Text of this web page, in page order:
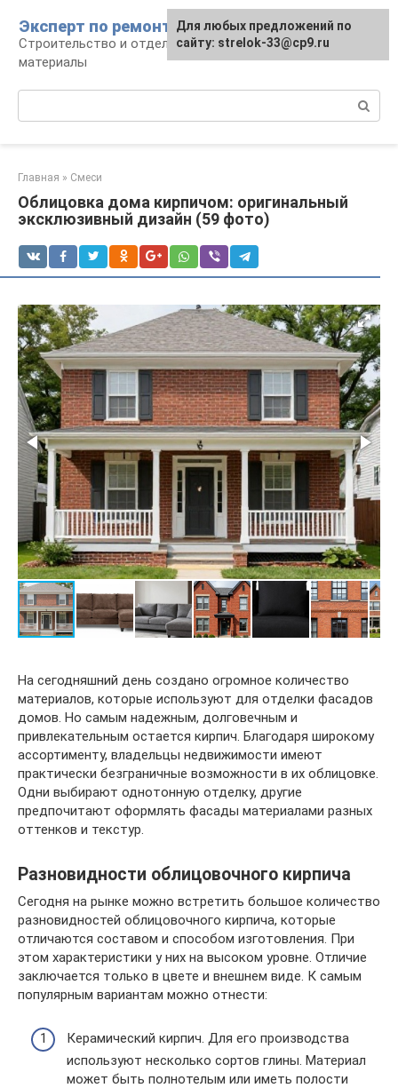
контенту
Эксперт по ремонту
Строительство и отделка: работы и
материалы
Главная » Смеси
Облицовка дома кирпичом: оригинальный
эксклюзивный дизайн (59 фото)
На сегодняшний день создано огромное количество
материалов, которые используют для отделки фасадов
домов. Но самым надежным, долговечным и
привлекательным остается кирпич. Благодаря широкому
ассортименту, владельцы недвижимости имеют
практически безграничные возможности в их облицовке.
Одни выбирают однотонную отделку, другие
предпочитают оформлять фасады материалами разных
оттенков и текстур.
Разновидности облицовочного кирпича
Сегодня на рынке можно встретить большое количество
разновидностей облицовочного кирпича, которые
отличаются составом и способом изготовления. При
этом характеристики у них на высоком уровне. Отличие
заключается только в цвете и внешнем виде. К самым
популярным вариантам можно отнести:
Керамический кирпич. Для его производства
используют несколько сортов глины. Материал
может быть полнотелым или иметь полости
Для любых предложений по
сайту: strelok-33@cp9.ru
Для любых предложений по
сайту: strelok-33@cp9.ru